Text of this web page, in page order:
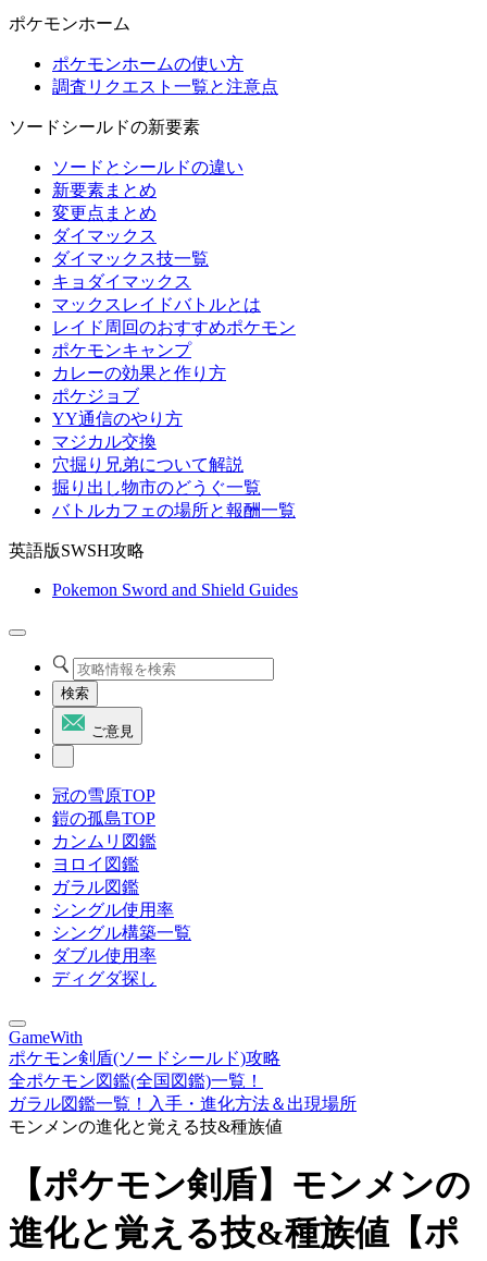
ポケモンホーム
ポケモンホームの使い方
調査リクエスト一覧と注意点
ソードシールドの新要素
ソードとシールドの違い
新要素まとめ
変更点まとめ
ダイマックス
ダイマックス技一覧
キョダイマックス
マックスレイドバトルとは
レイド周回のおすすめポケモン
ポケモンキャンプ
カレーの効果と作り方
ポケジョブ
YY通信のやり方
マジカル交換
穴掘り兄弟について解説
掘り出し物市のどうぐ一覧
バトルカフェの場所と報酬一覧
英語版SWSH攻略
Pokemon Sword and Shield Guides
検索
ご意見
冠の雪原TOP
鎧の孤島TOP
カンムリ図鑑
ヨロイ図鑑
ガラル図鑑
シングル使用率
シングル構築一覧
ダブル使用率
ディグダ探し
GameWith
ポケモン剣盾(ソードシールド)攻略
全ポケモン図鑑(全国図鑑)一覧！
ガラル図鑑一覧！入手・進化方法＆出現場所
モンメンの進化と覚える技&種族値
【ポケモン剣盾】モンメンの
進化と覚える技&種族値【ポ